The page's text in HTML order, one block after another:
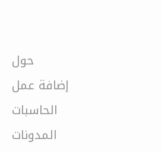
حول
إضافة عمل
الحاسبات
المدونات